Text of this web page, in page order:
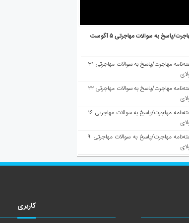
پاسخ به سوالات مهاجرتی ۵ آگوست
هفته‌نامه مهاجرت/پاسخ به سوالات مهاجرتی ۳۱
هفته‌نامه مهاجرت/پاسخ به سوالات مهاجرتی ۲۲
هفته‌نامه مهاجرت/پاسخ به سوالات مهاجرتی ۱۶
هفته‌نامه مهاجرت/پاسخ به سوالات مهاجرتی ۹
کاربری